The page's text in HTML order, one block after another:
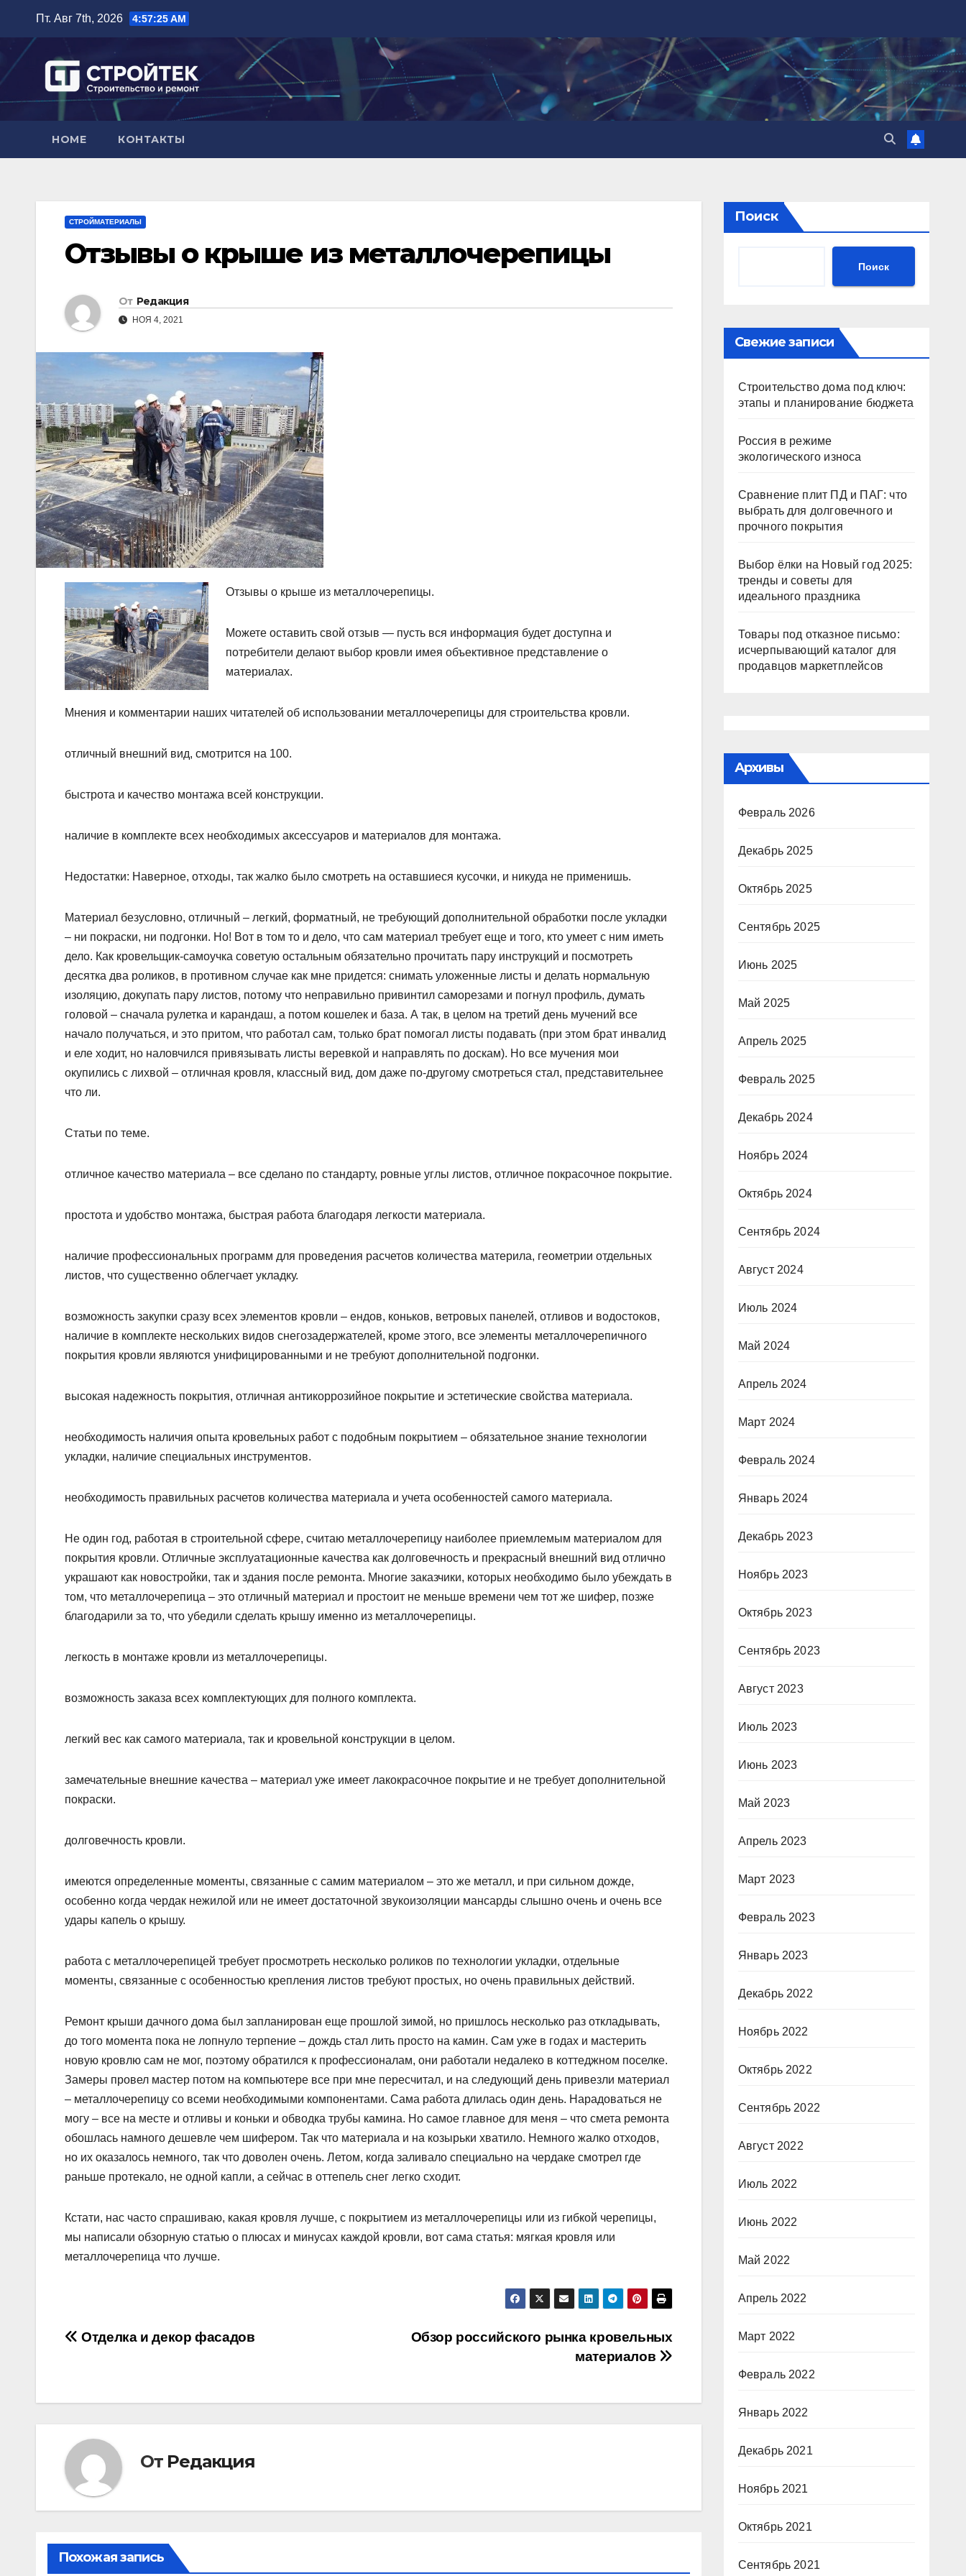
содержимому
Пт. Авг 7th, 2026 4:57:27 AM
HOME КОНТАКТЫ
СТРОЙМАТЕРИАЛЫ
Отзывы о крыше из металлочерепицы
От Редакция
НОЯ 4, 2021
Отзывы о крыше из металлочерепицы.
Можете оставить свой отзыв — пусть вся информация будет доступна и
потребители делают выбор кровли имея объективное представление о
материалах.
Мнения и комментарии наших читателей об использовании металлочерепицы для строительства кровли.
отличный внешний вид, смотрится на 100.
быстрота и качество монтажа всей конструкции.
наличие в комплекте всех необходимых аксессуаров и материалов для монтажа.
Недостатки: Наверное, отходы, так жалко было смотреть на оставшиеся кусочки, и никуда не применишь.
Материал безусловно, отличный – легкий, форматный, не требующий дополнительной обработки после укладки
– ни покраски, ни подгонки. Но! Вот в том то и дело, что сам материал требует еще и того, кто умеет с ним иметь
дело. Как кровельщик-самоучка советую остальным обязательно прочитать пару инструкций и посмотреть
десятка два роликов, в противном случае как мне придется: снимать уложенные листы и делать нормальную
изоляцию, докупать пару листов, потому что неправильно привинтил саморезами и погнул профиль, думать
головой – сначала рулетка и карандаш, а потом кошелек и база. А так, в целом на третий день мучений все
начало получаться, и это притом, что работал сам, только брат помогал листы подавать (при этом брат инвалид
и еле ходит, но наловчился привязывать листы веревкой и направлять по доскам). Но все мучения мои
окупились с лихвой – отличная кровля, классный вид, дом даже по-другому смотреться стал, представительнее
что ли.
Статьи по теме.
отличное качество материала – все сделано по стандарту, ровные углы листов, отличное покрасочное покрытие.
простота и удобство монтажа, быстрая работа благодаря легкости материала.
наличие профессиональных программ для проведения расчетов количества материла, геометрии отдельных
листов, что существенно облегчает укладку.
возможность закупки сразу всех элементов кровли – ендов, коньков, ветровых панелей, отливов и водостоков,
наличие в комплекте нескольких видов снегозадержателей, кроме этого, все элементы металлочерепичного
покрытия кровли являются унифицированными и не требуют дополнительной подгонки.
высокая надежность покрытия, отличная антикоррозийное покрытие и эстетические свойства материала.
необходимость наличия опыта кровельных работ с подобным покрытием – обязательное знание технологии
укладки, наличие специальных инструментов.
необходимость правильных расчетов количества материала и учета особенностей самого материала.
Не один год, работая в строительной сфере, считаю металлочерепицу наиболее приемлемым материалом для
покрытия кровли. Отличные эксплуатационные качества как долговечность и прекрасный внешний вид отлично
украшают как новостройки, так и здания после ремонта. Многие заказчики, которых необходимо было убеждать в
том, что металлочерепица – это отличный материал и простоит не меньше времени чем тот же шифер, позже
благодарили за то, что убедили сделать крышу именно из металлочерепицы.
легкость в монтаже кровли из металлочерепицы.
возможность заказа всех комплектующих для полного комплекта.
легкий вес как самого материала, так и кровельной конструкции в целом.
замечательные внешние качества – материал уже имеет лакокрасочное покрытие и не требует дополнительной
покраски.
долговечность кровли.
имеются определенные моменты, связанные с самим материалом – это же металл, и при сильном дожде,
особенно когда чердак нежилой или не имеет достаточной звукоизоляции мансарды слышно очень и очень все
удары капель о крышу.
работа с металлочерепицей требует просмотреть несколько роликов по технологии укладки, отдельные
моменты, связанные с особенностью крепления листов требуют простых, но очень правильных действий.
Ремонт крыши дачного дома был запланирован еще прошлой зимой, но пришлось несколько раз откладывать,
до того момента пока не лопнуло терпение – дождь стал лить просто на камин. Сам уже в годах и мастерить
новую кровлю сам не мог, поэтому обратился к профессионалам, они работали недалеко в коттеджном поселке.
Замеры провел мастер потом на компьютере все при мне пересчитал, и на следующий день привезли материал
– металлочерепицу со всеми необходимыми компонентами. Сама работа длилась один день. Нарадоваться не
могу – все на месте и отливы и коньки и обводка трубы камина. Но самое главное для меня – что смета ремонта
обошлась намного дешевле чем шифером. Так что материала и на козырьки хватило. Немного жалко отходов,
но их оказалось немного, так что доволен очень. Летом, когда заливало специально на чердаке смотрел где
раньше протекало, не одной капли, а сейчас в оттепель снег легко сходит.
Кстати, нас часто спрашиваю, какая кровля лучше, с покрытием из металлочерепицы или из гибкой черепицы,
мы написали обзорную статью о плюсах и минусах каждой кровли, вот сама статья: мягкая кровля или
металлочерепица что лучше.
Навигация
записям
Обзор российского рынка кровельных
материалов
Отделка и декор фасадов
От Редакция
Похожая запись
Поиск
Поиск
Свежие записи
Строительство дома под ключ:
этапы и планирование бюджета
Россия в режиме
экологического износа
Сравнение плит ПД и ПАГ: что
выбрать для долговечного и
прочного покрытия
Выбор ёлки на Новый год 2025:
тренды и советы для
идеального праздника
Товары под отказное письмо:
исчерпывающий каталог для
продавцов маркетплейсов
Архивы
Февраль 2026
Декабрь 2025
Октябрь 2025
Сентябрь 2025
Июнь 2025
Май 2025
Апрель 2025
Февраль 2025
Декабрь 2024
Ноябрь 2024
Октябрь 2024
Сентябрь 2024
Август 2024
Июль 2024
Май 2024
Апрель 2024
Март 2024
Февраль 2024
Январь 2024
Декабрь 2023
Ноябрь 2023
Октябрь 2023
Сентябрь 2023
Август 2023
Июль 2023
Июнь 2023
Май 2023
Апрель 2023
Март 2023
Февраль 2023
Январь 2023
Декабрь 2022
Ноябрь 2022
Октябрь 2022
Сентябрь 2022
Август 2022
Июль 2022
Июнь 2022
Май 2022
Апрель 2022
Март 2022
Февраль 2022
Январь 2022
Декабрь 2021
Ноябрь 2021
Октябрь 2021
Сентябрь 2021